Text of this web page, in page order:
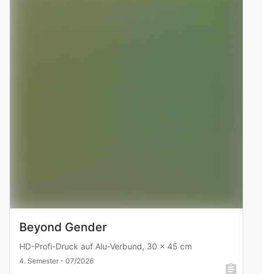
Beyond Gender
HD-Profi-Druck auf Alu-Verbund, 30 x 45 cm
4. Semester - 07/2026